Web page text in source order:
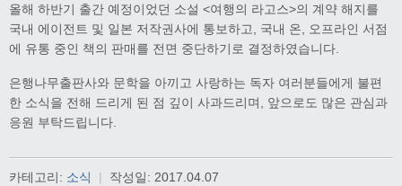
올해 하반기 출간 예정이었던 소설 <여행의 라고스>의 계약 해지를
국내 에이전트 및 일본 저작권사에 통보하고, 국내 온, 오프라인 서점
에 유통 중인 책의 판매를 전면 중단하기로 결정하였습니다.
은행나무출판사와 문학을 아끼고 사랑하는 독자 여러분들에게 불편
한 소식을 전해 드리게 된 점 깊이 사과드리며, 앞으로도 많은 관심과
응원 부탁드립니다.
카테고리: 소식 | 작성일: 2017.04.07